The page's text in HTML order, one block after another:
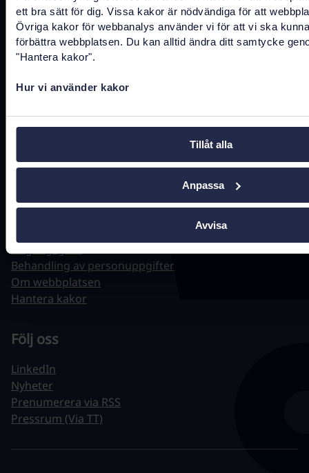
ett bra sätt för dig. Vissa kakor är nödvändiga för att
Övriga kakor för webbanalys använder vi för att vi ska
förbättra webbplatsen. Du kan alltid ändra ditt samtycke
"Hantera kakor".
Hur vi använder kakor
Tillåt alla
Anpassa
Avvisa
Tel.0771-766 200(kundtjänst)
Tel.010-458 62 00
Behandling av personuppgifter
Om webbplatsen
Hantera kakor
Följ oss
LinkedIn
Nyheter
Prenumerera via RSS
Pressrum (Via TT)